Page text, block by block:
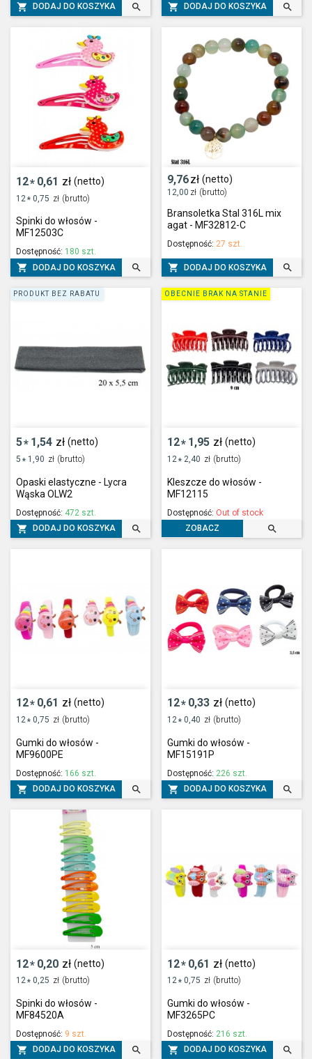
 DODAJ DO KOSZYKA   DODAJ DO KOSZYKA 
12* 0,61 zł (netto)
12 * 0,75 zł (brutto)
Spinki do włosów -
MF12503C
Dostępność: 180 szt.
 DODAJ DO KOSZYKA 
9,76zł (netto)
12,00 zł (brutto)
Bransoletka Stal 316L mix
agat - MF32812-C
Dostępność: 27 szt.
 DODAJ DO KOSZYKA 
5* 1,54 zł (netto)
5 * 1,90 zł (brutto)
Opaski elastyczne - Lycra
Wąska OLW2
Dostępność: 472 szt.
 DODAJ DO KOSZYKA 
PRODUKT BEZ RABATU
12* 1,95 zł (netto)
12 * 2,40 zł (brutto)
Kleszcze do włosów -
MF12115
Dostępność: Out of stock
ZOBACZ

OBECNIE BRAK NA STANIE
12* 0,61 zł (netto)
12* 0,75 zł (brutto)
Gumki do włosów -
MF9600PE
Dostępność: 166 szt.
 DODAJ DO KOSZYKA 
12* 0,33 zł (netto)
12* 0,40 zł (brutto)
Gumki do włosów -
MF15191P
Dostępność: 226 szt.
 DODAJ DO KOSZYKA 
12* 0,20 zł (netto)
12* 0,25 zł (brutto)
Spinki do włosów -
MF84520A
Dostępność: 9 szt.
 DODAJ DO KOSZYKA 
12* 0,61 zł (netto)
12* 0,75 zł (brutto)
Gumki do włosów -
MF3265PC
Dostępność: 216 szt.
 DODAJ DO KOSZYKA 